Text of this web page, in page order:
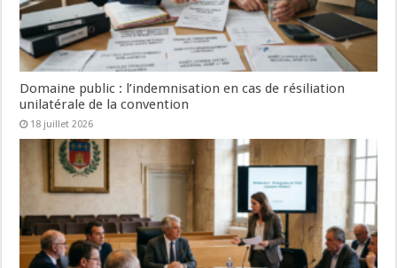
Domaine public : l’indemnisation en cas de résiliation
unilatérale de la convention
18 juillet 2026